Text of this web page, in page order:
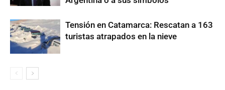
Tensión en Catamarca: Rescatan a 163
turistas atrapados en la nieve